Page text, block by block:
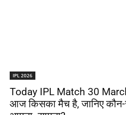
IPL 2026
Today IPL Match 30
आज किसका मैच है, जानिए कौन-